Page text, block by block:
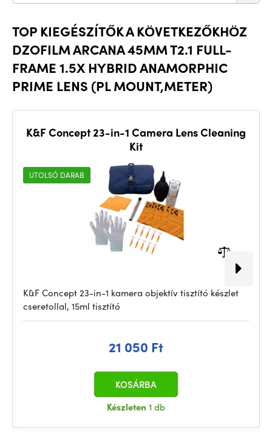
TOP KIEGÉSZÍTŐK A KÖVETKEZŐKHÖZ
DZOFILM ARCANA 45MM T2.1 FULL-
FRAME 1.5X HYBRID ANAMORPHIC
PRIME LENS (PL MOUNT,METER)
K&F Concept 23-in-1 Camera Lens Cleaning
Kit
UTOLSÓ DARAB
K&F Concept 23-in-1 kamera objektív tisztító készlet
cseretollal, 15ml tisztító
21 050 Ft
Készleten 1 db
KOSÁRBA